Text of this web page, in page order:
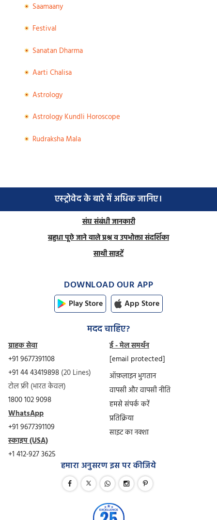
Saamaany
Festival
Sanatan Dharma
Aarti Chalisa
Astrology
Astrology Kundli Horoscope
Rudraksha Mala
एस्ट्रोवेद के बारे में अधिक जानिए।
संघ संबंधी जानकारी
बहुधा पूछे जाने वाले प्रश्न व उपभोक्ता संदर्शिका
साथी साइटें
DOWNLOAD OUR APP
Play Store App Store
मदद चाहिए?
ग्राहक सेवा
+91 9677391108
+91 44 43419898 (20 Lines)
टोल फ्री (भारत केवल)
1800 102 9098
WhatsApp
+91 9677391109
स्काइप (USA)
+1 412-927 3625
ई - मेल समर्थन
[email protected]
ऑफ़लाइन भुगतान
वापसी और वापसी नीति
हमसे संपर्क करें
प्रतिक्रिया
साइट का नक्शा
हमारा अनुसरण इस पर कीजिये